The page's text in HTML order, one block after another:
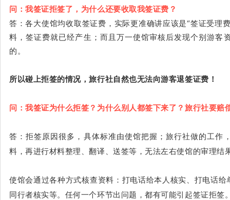
问：我签证拒签了，为什么还要收取我签证费？
答：各大使馆均收取签证费，实际更准确讲应该是“签证受理
料，签证费就已经产生；而且万一使馆审核后发现个别游客
的。
所以碰上拒签的情况，旅行社自然也无法向游客退签证费！
问：我签证为什么拒签？为什么别人都签下来了？旅行社要赔
答：拒签原因很多，具体标准由使馆把握；旅行社做的工作
料，再进行材料整理、翻译、送签等，无法左右使馆的审理结
使馆会通过各种方式核查资料：打电话给本人核实、打电话
同行者核实等。任何一个环节出问题，都有可能引起签证拒签